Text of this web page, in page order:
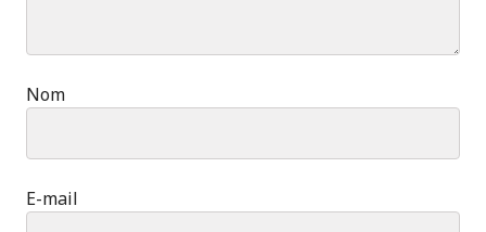
Nom
E-mail